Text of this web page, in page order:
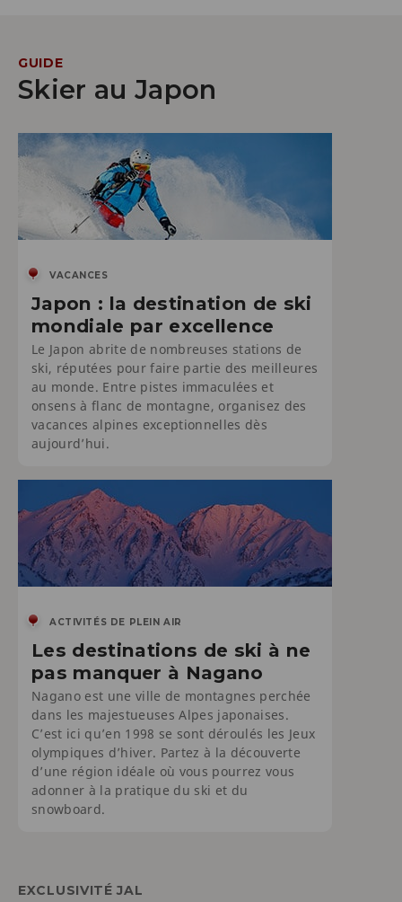
GUIDE
Skier au Japon
VACANCES
Japon : la destination de ski
mondiale par excellence
Le Japon abrite de nombreuses stations de
ski, réputées pour faire partie des meilleures
au monde. Entre pistes immaculées et
onsens à flanc de montagne, organisez des
vacances alpines exceptionnelles dès
aujourd’hui.
ACTIVITÉS DE PLEIN AIR
Les destinations de ski à ne
pas manquer à Nagano
Nagano est une ville de montagnes perchée
dans les majestueuses Alpes japonaises.
C’est ici qu’en 1998 se sont déroulés les Jeux
olympiques d’hiver. Partez à la découverte
d’une région idéale où vous pourrez vous
adonner à la pratique du ski et du
snowboard.
EXCLUSIVITÉ JAL